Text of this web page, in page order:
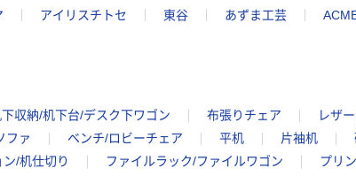
アイリスチトセ 東谷 あずま工芸
収納/机下台/デスク下ワゴン 布張りチェア レザ
ファ ベンチ/ロビーチェア 平机 片袖机
/机仕切り
ファイルラック/ファイルワゴン プリ